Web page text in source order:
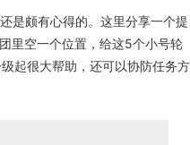
是颇有心得的。这里分享一个提
里空一个位置，给这5个小号轮
起很大帮助，还可以协防任务方